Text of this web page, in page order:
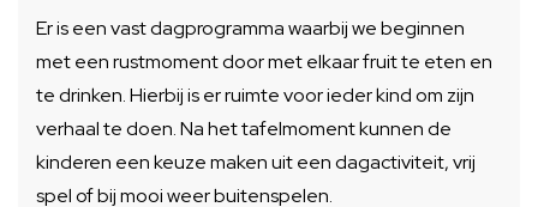
Er is een vast dagprogramma waarbij we beginnen
met een rustmoment door met elkaar fruit te eten en
te drinken. Hierbij is er ruimte voor ieder kind om zijn
verhaal te doen. Na het tafelmoment kunnen de
kinderen een keuze maken uit een dagactiviteit, vrij
spel of bij mooi weer buitenspelen.